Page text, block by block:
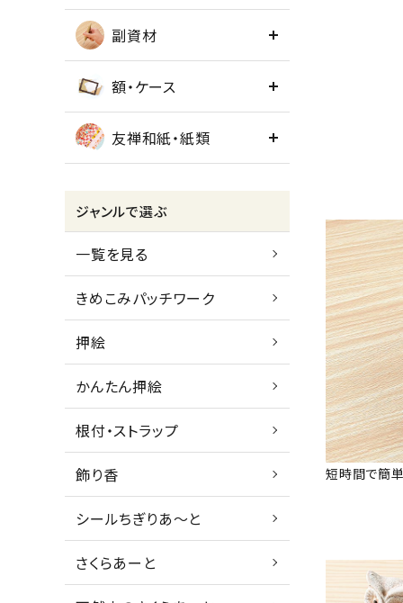
副資材
額・ケース
友禅和紙・紙類
ジャンルで選ぶ
一覧を見る
きめこみパッチワーク
押絵
かんたん押絵
根付・ストラップ
飾り香
シールちぎりあ～と
さくらあーと
短時間で簡